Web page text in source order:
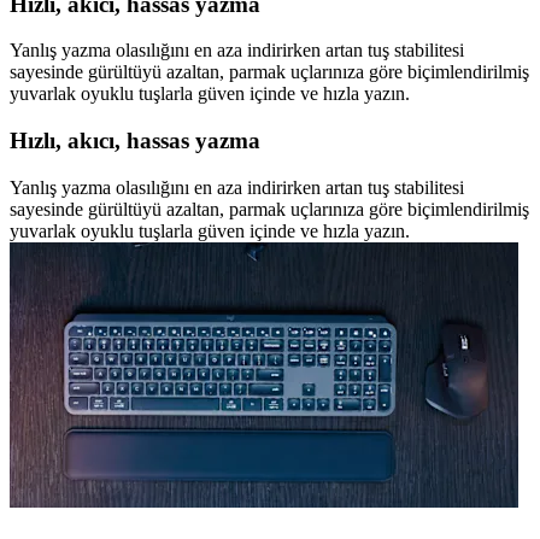
Yanlış yazma olasılığını en aza indirirken artan tuş stabilitesi
sayesinde gürültüyü azaltan, parmak uçlarınıza göre biçimlendirilmiş
yuvarlak oyuklu tuşlarla güven içinde ve hızla yazın.
Hızlı, akıcı, hassas yazma
Yanlış yazma olasılığını en aza indirirken artan tuş stabilitesi
sayesinde gürültüyü azaltan, parmak uçlarınıza göre biçimlendirilmiş
yuvarlak oyuklu tuşlarla güven içinde ve hızla yazın.